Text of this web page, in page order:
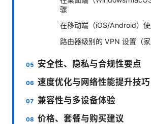
骤
在移动端（iOS/Android）
路由器级别的 VPN 设置（家
安全性、隐私与合规性要点
速度优化与网络性能提升技巧
兼容性与多设备体验
价格、套餐与购买建议